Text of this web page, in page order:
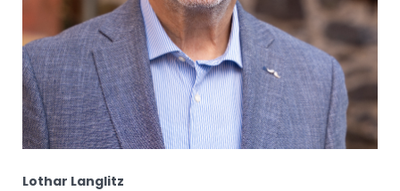
Lothar Langlitz